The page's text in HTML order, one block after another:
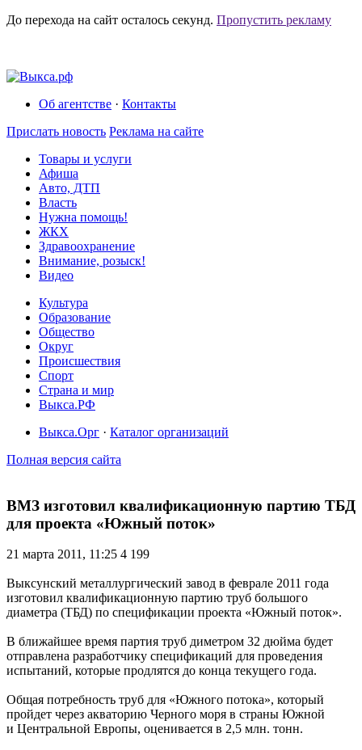
До перехода на сайт осталось секунд. Пропустить рекламу
Об агентстве · Контакты
Прислать новость Реклама на сайте
Товары и услуги
Афиша
Авто, ДТП
Власть
Нужна помощь!
ЖКХ
Здравоохранение
Внимание, розыск!
Видео
Культура
Образование
Общество
Округ
Происшествия
Спорт
Страна и мир
Выкса.РФ
Выкса.Орг · Каталог организаций
Полная версия сайта
ВМЗ изготовил квалификационную партию ТБД
для проекта «Южный поток»
21 марта 2011, 11:25 4 199
Выксунский металлургический завод в феврале 2011 года
изготовил квалификационную партию труб большого
диаметра (ТБД) по спецификации проекта «Южный поток».
В ближайшее время партия труб диметром 32 дюйма будет
отправлена разработчику спецификаций для проведения
испытаний, которые продлятся до конца текущего года.
Общая потребность труб для «Южного потока», который
пройдет через акваторию Черного моря в страны Южной
и Центральной Европы, оценивается в 2,5 млн. тонн.